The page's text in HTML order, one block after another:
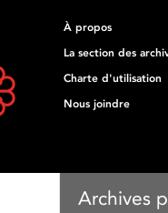
À propos
La section des
Charte d'utilisation
Nous joindre
Archives